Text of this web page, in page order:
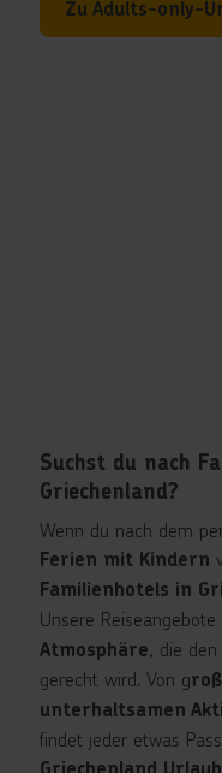
Griechenlandund
Zu Adults-only-
Suchst du nach
Griechenland?
Wenn du nach dem
Ferien mit Kindern
Familienhotels in
Unsere
Atmosphäre, die den
gerecht wird. Von g
unterhaltsamen
findet jeder etwas